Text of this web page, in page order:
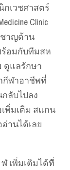
เวชศาสตร์
Clinic
ชาญด้าน
ร้อมกับทีมสห
ดูแลรักษา
กีฬาอาชีพที่
ลับไปลง
พิ่มเติม สแกน
านได้เลย
เพิ่มเติมได้ที่